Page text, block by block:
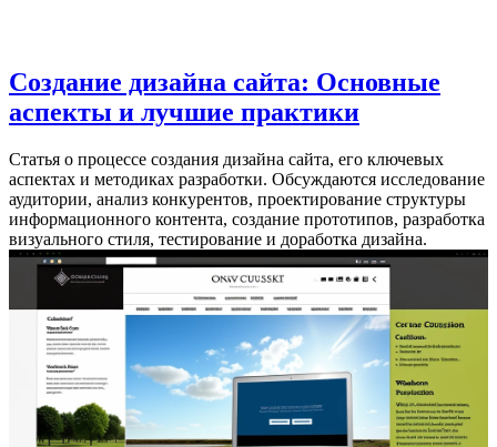
Создание дизайна сайта: Основные
аспекты и лучшие практики
Статья о процессе создания дизайна сайта, его ключевых
аспектах и методиках разработки. Обсуждаются исследование
аудитории, анализ конкурентов, проектирование структуры
информационного контента, создание прототипов, разработка
визуального стиля, тестирование и доработка дизайна.